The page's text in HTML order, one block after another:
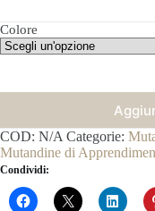
Colore
COD: N/A Categorie:
Mutandine di
Condividi: